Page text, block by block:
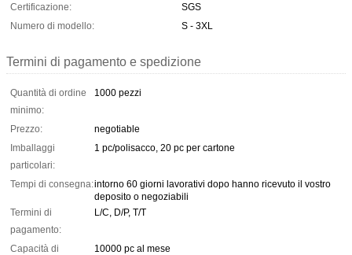
Certificazione:
SGS
Numero di modello:
S - 3XL
Termini di pagamento e spedizione
Quantità di ordine
minimo:
1000 pezzi
Prezzo:
negotiable
Imballaggi
particolari:
1 pc/polisacco, 20 pc per cartone
Tempi di consegna:intorno 60 giorni lavorativi dopo hanno ricevuto il vostro
deposito o negoziabili
Termini di
pagamento:
L/C, D/P, T/T
Capacità di
10000 pc al mese